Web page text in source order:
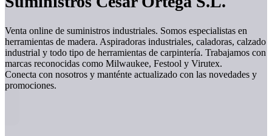
Venta online de suministros industriales. Somos especialistas en
herramientas de madera. Aspiradoras industriales, caladoras, calzado
industrial y todo tipo de herramientas de carpintería. Trabajamos con
marcas reconocidas como Milwaukee, Festool y Virutex.
Conecta con nosotros y manténte actualizado con las novedades y
promociones.